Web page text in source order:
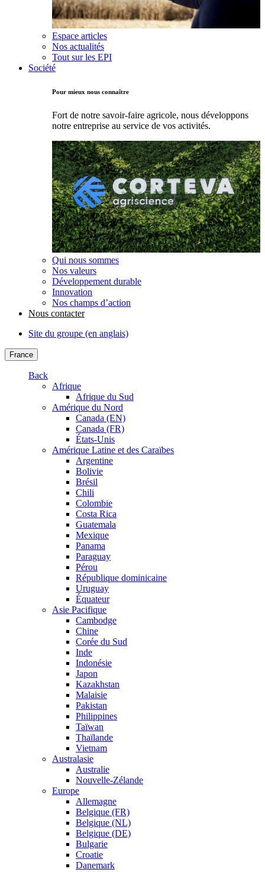
Espace articles
Nos actualités
Tout sur les EPI
Société
Pour mieux nous connaître
Fort de notre savoir-faire agricole, nous développons
notre entreprise au service de vos activités.
Qui nous sommes
Nos valeurs
Développement durable
Innovation
Nos champs d’action
Nous contacter
Site du groupe (en anglais)
France
Back
Afrique
Afrique du Sud
Amérique du Nord
Canada (EN)
Canada (FR)
États-Unis
Amérique Latine et des Caraïbes
Argentine
Bolivie
Brésil
Chili
Colombie
Costa Rica
Guatemala
Mexique
Panama
Paraguay
Pérou
République dominicaine
Uruguay
Équateur
Asie Pacifique
Cambodge
Chine
Corée du Sud
Inde
Indonésie
Japon
Kazakhstan
Malaisie
Pakistan
Philippines
Taïwan
Thaïlande
Vietnam
Australasie
Australie
Nouvelle-Zélande
Europe
Allemagne
Belgique (FR)
Belgique (NL)
Belgique (DE)
Bulgarie
Croatie
Danemark